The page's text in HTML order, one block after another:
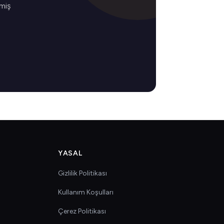
YASAL
Gizlilik Politikası
Kullanım Koşulları
Çerez Politikası